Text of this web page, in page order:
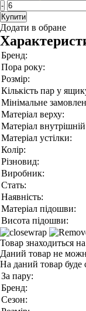
-
Купити
Додати в обране
Бренд:
Пора року:
Розмір:
Кількість пар у
Мінімальне
Матеріал верху:
Матеріал
Матеріал устілки:
Колір:
Різновид:
Виробник:
Стать:
Наявність:
Матеріал підошви:
Висота підошви:
Товар знаходиться
Даний товар не
На даний товар буде
За пару:
Бренд:
Сезон: